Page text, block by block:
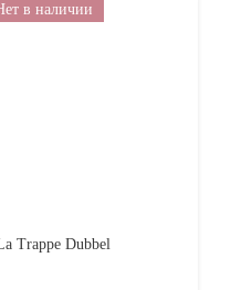
в наличии
Trappe Dubbel